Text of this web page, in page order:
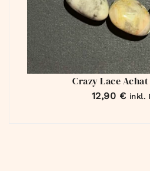
Crazy Lace
12,90 € inkl.